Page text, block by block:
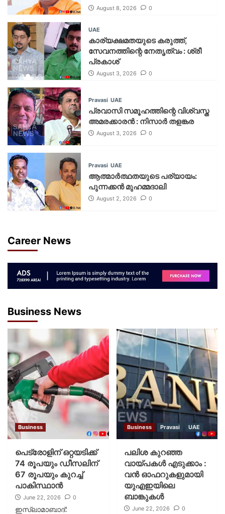
August 8, 2026 0
UAE
കാര്യക്ഷമതയുടെ കരുത്ത്,
സേവനത്തിന്റെ നേതൃത്വം : ശ്രീ
പ്രകാശ്
August 3, 2026 0
Pravasi UAE
പ്രവാസി സമൂഹത്തിന്റെ വിശ്വസ്ത
അമരക്കാരൻ : നിസാർ തളങ്കര
August 3, 2026 0
Pravasi UAE
ആത്മാർത്ഥതയുടെ പര്യായം:
പുന്നക്കൻ മുഹമ്മദാലി
August 2, 2026 0
Career News
Business News
Business
പെട്രോളിന് ഒറ്റയടിക്ക്
74 രൂപയും ഡീസലിന്
67 രൂപയും കുറച്ച്
പാകിസ്ഥാൻ
June 22, 2026
0
ഇസ്ലാമാബാദ്:
Business Pravasi UAE
പലിശ കുറഞ്ഞ
വായ്പകള്‍ എടുക്കാം :
വന്‍ ഓഫറുകളുമായി
യുഎഇയിലെ
ബാങ്കുകള്‍
June 22, 2026 0